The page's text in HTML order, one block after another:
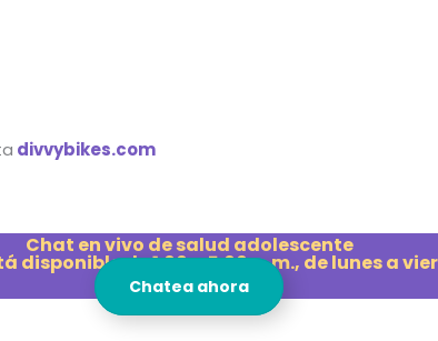
divvybikes.com
Chat en vivo de salud adolescente
disponible de 1:00 a 5:00 p. m., de lunes a
Chatea ahora